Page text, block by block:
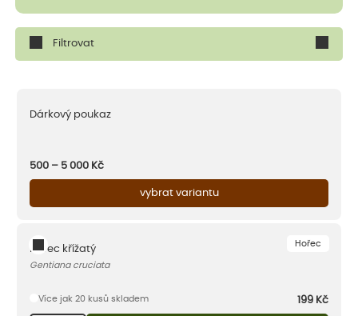
Filtrovat
Dárkový poukaz
500 – 5 000 Kč
vybrat variantu
Hořec
Hořec křížatý
Gentiana cruciata
Více jak 20 kusů skladem 199 Kč